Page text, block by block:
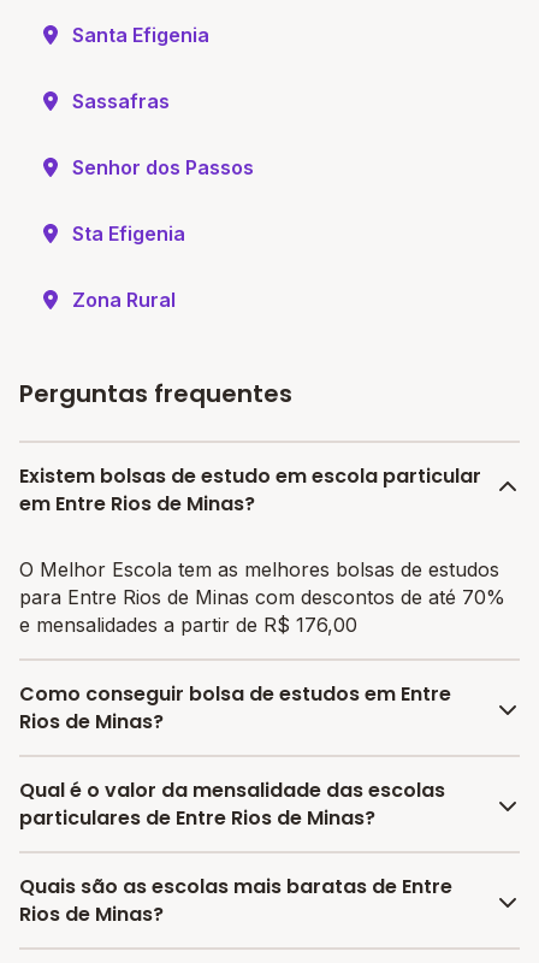
Santa Efigenia
Sassafras
Senhor dos Passos
Sta Efigenia
Zona Rural
Perguntas frequentes
Existem bolsas de estudo em escola particular
em Entre Rios de Minas?
O Melhor Escola tem as melhores bolsas de estudos
para Entre Rios de Minas com descontos de até 70%
e mensalidades a partir de R$ 176,00
Como conseguir bolsa de estudos em Entre
Rios de Minas?
O programa de bolsa do Melhor Escola disponibiliza
vagas com até 80% de desconto nas mensalidades.
pré-matrícula no site.
Qual é o valor da mensalidade das escolas
particulares de Entre Rios de Minas?
A média da mensalidade em Entre Rios de Minas é de
R$ 176,00 reais, sendo a mensalidade mais barata
Quais são as escolas mais baratas de Entre
Rios de Minas?